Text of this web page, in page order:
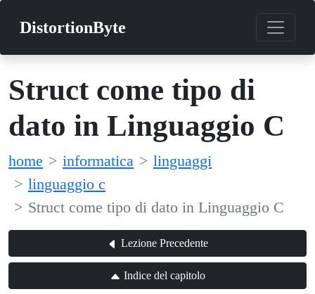
DistortionByte
Struct come tipo di
dato in Linguaggio C
home informatica
linguaggi
linguaggio c
Struct come tipo di dato in Linguaggio C
Lezione Precedente
Indice del capitolo